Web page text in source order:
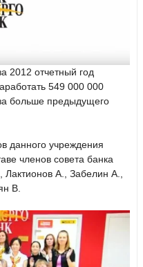
отчетный год
549 000 000
больше предыдущего
данного учреждения
членов совета банка
А., Забелин А.,
В.